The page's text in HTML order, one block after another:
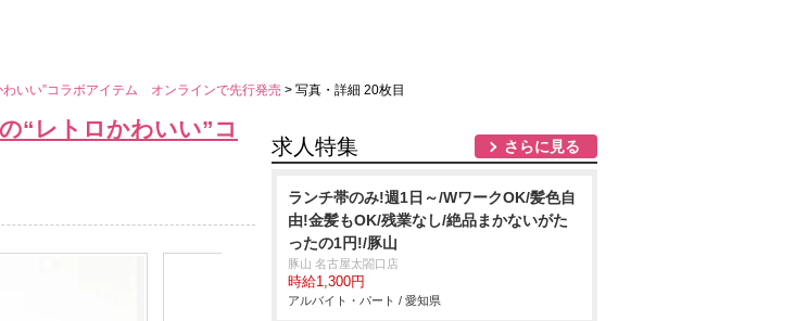
いい”コラボアイテム オンラインで先行発売 > 写真・詳細 20枚目
“レトロかわいい”コ
求人特集 さらに見る
ランチ帯のみ!週1日～/WワークOK/髪色自
由!金髪もOK/残業なし/絶品まかないがた
ったの1円!/豚山
豚山 名古屋太閤口店
時給1,300円
アルバイト・パート / 愛知県